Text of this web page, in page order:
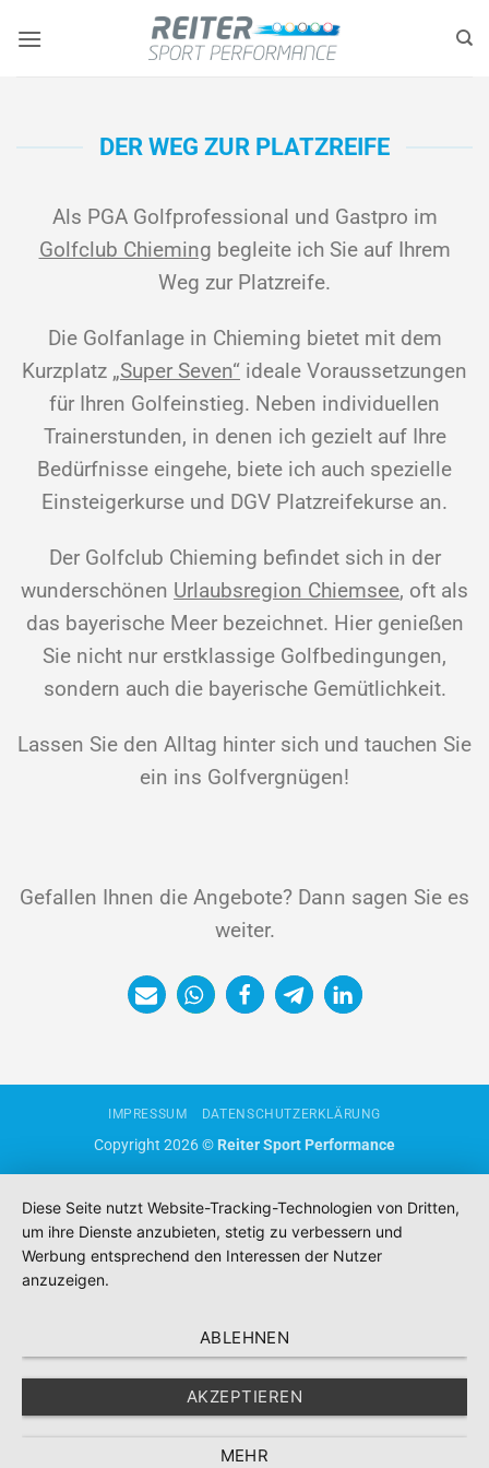
Inhalt
DER WEG ZUR PLATZREIFE
Als PGA Golfprofessional und Gastpro im
Golfclub Chieming begleite ich Sie auf Ihrem
Weg zur Platzreife.
Die Golfanlage in Chieming bietet mit dem
Kurzplatz „Super Seven“ ideale Voraussetzungen
für Ihren Golfeinstieg. Neben individuellen
Trainerstunden, in denen ich gezielt auf Ihre
Bedürfnisse eingehe, biete ich auch spezielle
Einsteigerkurse und DGV Platzreifekurse an.
Der Golfclub Chieming befindet sich in der
wunderschönen Urlaubsregion Chiemsee, oft als
das bayerische Meer bezeichnet. Hier genießen
Sie nicht nur erstklassige Golfbedingungen,
sondern auch die bayerische Gemütlichkeit.
Lassen Sie den Alltag hinter sich und tauchen Sie
ein ins Golfvergnügen!
Gefallen Ihnen die Angebote? Dann sagen Sie es
weiter.
IMPRESSUM DATENSCHUTZERKLÄRUNG
Copyright 2026 © Reiter Sport Performance
Diese Seite nutzt Website-Tracking-Technologien von Dritten,
um ihre Dienste anzubieten, stetig zu verbessern und
Werbung entsprechend den Interessen der Nutzer
anzuzeigen.
ABLEHNEN
AKZEPTIEREN
MEHR